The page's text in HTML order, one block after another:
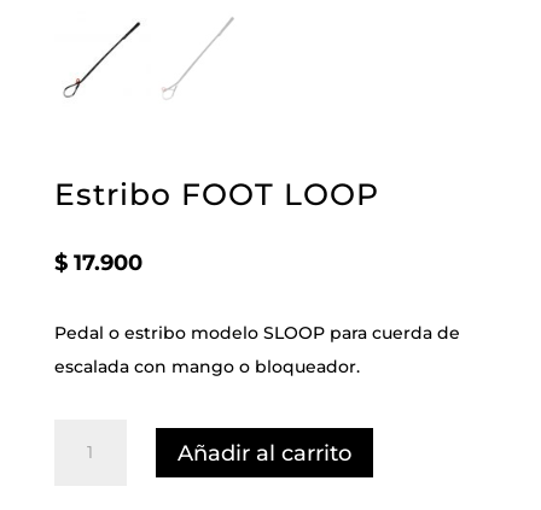
Estribo FOOT LOOP
$17.900
Pedal o estribo modelo SLOOP para cuerda de
escalada con mango o bloqueador.
Añadir al carrito